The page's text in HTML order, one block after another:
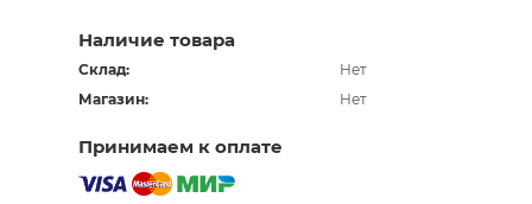
Наличие товара
Склад:
Нет
Магазин:
Нет
Принимаем к оплате